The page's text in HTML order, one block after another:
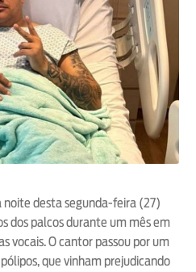
noite desta segunda-feira (27)
dos palcos durante um mês em
vocais. O cantor passou por um
que vinham prejudicando